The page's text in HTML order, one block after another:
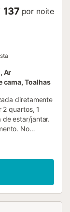
137 por noite
Ar
cama, Toalhas
diretamente
2 quartos, 1
de estar/jantar.
No
privada de 15
do terreno
de
de viagem. A